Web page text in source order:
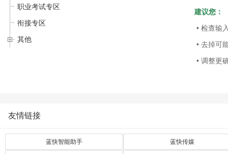
建议您：
• 检查输
• 去掉可
• 调整更
职业考试专区
衔接专区
其他
友情链接
蓝快智能助手 蓝快传媒